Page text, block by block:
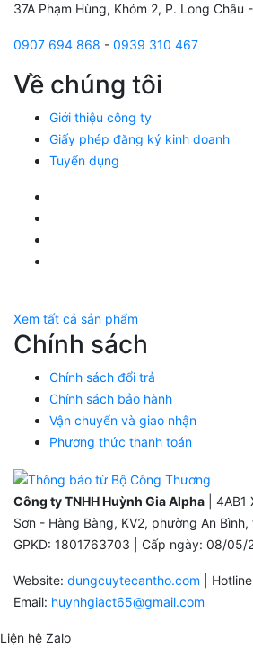
37A Phạm Hùng, Khóm 2, P. Long Châu -
0907 694 868 - 0939 310 467
Về chúng tôi
Giới thiệu công ty
Giấy phép đăng ký kinh doanh
Tuyển dụng
Xem tất cả sản phẩm
Chính sách
Chính sách đổi trả
Chính sách bảo hành
Vận chuyển và giao nhận
Phương thức thanh toán
Công ty TNHH Huỳnh Gia Alpha | 4AB1
Sơn - Hàng Bàng, KV2, phường An Bình,
GPKD: 1801763703 | Cấp ngày: 08/05/
Website: dungcuytecantho.com |
Email: huynhgiact65@gmail.com
Liện hệ Zalo